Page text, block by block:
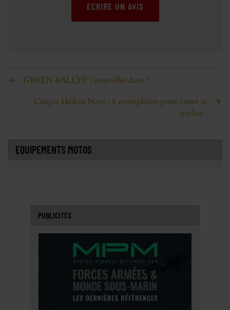
ECRIRE UN AVIS
GREEN RALLYE : nouvelles dates !
Casque Hedon Nave : 8 exemplaires pour casser sa
tirelire !
EQUIPEMENTS MOTOS
PUBLICITÉS